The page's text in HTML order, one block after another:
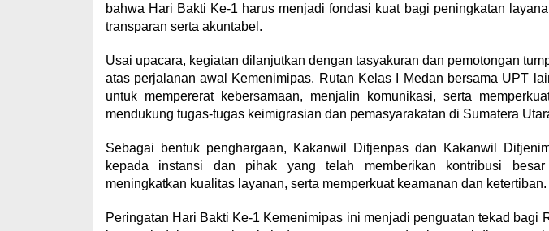
bahwa Hari Bakti Ke-1 harus menjadi fondasi kuat bagi peningkatan
transparan serta akuntabel.
Usai upacara, kegiatan dilanjutkan dengan tasyakuran dan pemotongan
atas perjalanan awal Kemenimipas. Rutan Kelas I Medan bersama UPT
untuk mempererat kebersamaan, menjalin komunikasi, serta
mendukung tugas-tugas keimigrasian dan pemasyarakatan di Sumatera
Sebagai bentuk penghargaan, Kakanwil Ditjenpas dan Kakanwil
kepada instansi dan pihak yang telah memberikan kontribusi besar
meningkatkan kualitas layanan, serta memperkuat keamanan dan ketertiban.
Peringatan Hari Bakti Ke-1 Kemenimipas ini menjadi penguatan tekad bagi